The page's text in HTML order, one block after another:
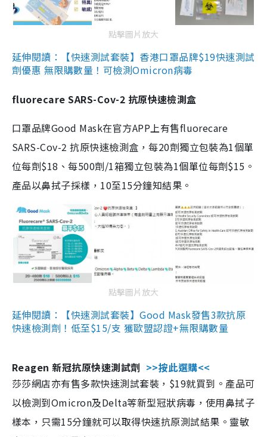
點擊圖片放大
延伸閱讀：【快速測試套裝】香港口罩品牌$19快速測試
劑優惠 無限購數量！可檢測Omicron病毒
fluorecare SARS-Cov-2 抗原快速檢測盒
口罩品牌Good Mask在官方APP上有售fluorecare
SARS-Cov-2 抗原快速檢測盒，每20劑獨立包裝為1個單
位每劑$18、每500劑/1箱獨立包裝為1個單位每劑$15。
產品以鼻拭子採樣，10至15分鐘知結果。
點擊圖片放大
延伸閱讀：【快速測試套裝】Good Mask發售3款抗原
快速檢測劑！低至$15/支 獲歐盟認證+無限購數量
Reagen 新冠抗原快速測試劑 >>按此選購<<
莎莎網店亦有售多款快速測試套裝，$19就買到。產品可
以檢測到Omicron及Delta等新型冠狀病毒，使用鼻拭子
樣本，只需15分鐘就可以取得快速抗原測試結果。靈敏